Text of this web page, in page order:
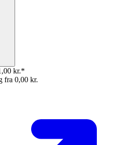
kr.*
fra 0,00 kr.